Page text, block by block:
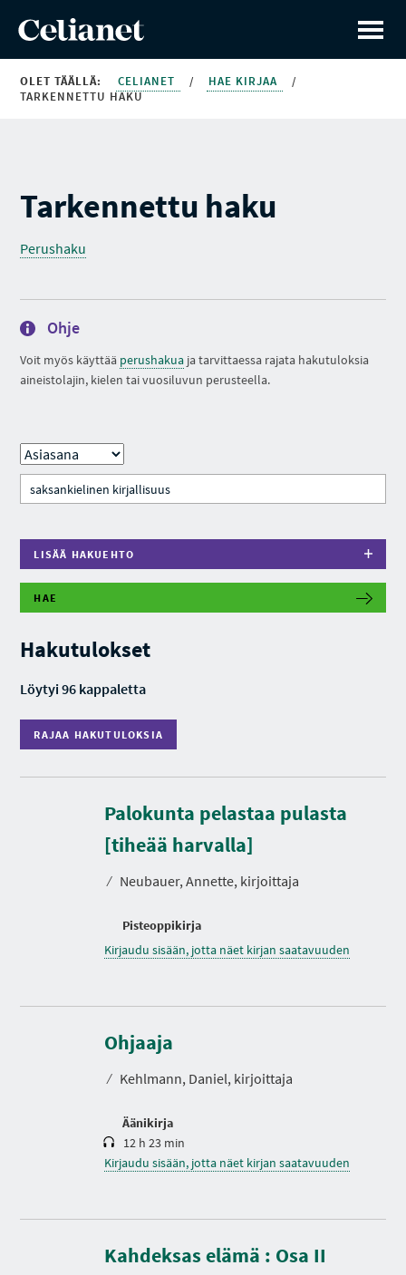
OLET TÄÄLLÄ: CELIANET / HAE KIRJAA
/
TARKENNETTU HAKU
Tarkennettu haku
Perushaku
Ohje
Voit myös käyttää perushakua ja tarvittaessa rajata hakutuloksia
aineistolajin, kielen tai vuosiluvun perusteella.
LISÄÄ HAKUEHTO
HAE
Hakutulokset
Löytyi 96 kappaletta
RAJAA HAKUTULOKSIA
R
A
A
U
T
U
O
Palokunta pelastaa pulasta
[tiheää harvalla]
⁄ Neubauer, Annette, kirjoittaja
Pisteoppikirja
Kirjaudu sisään, jotta näet kirjan saatavuuden
Ohjaaja
⁄ Kehlmann, Daniel, kirjoittaja
Äänikirja
K
s
t
12 h 23 min
Kirjaudu sisään, jotta näet kirjan saatavuuden
Kahdeksas elämä : Osa II
K
s
t